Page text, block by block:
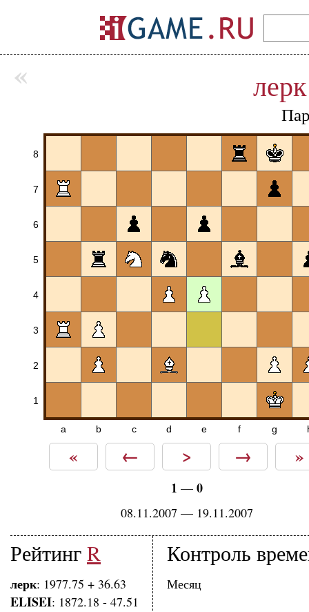
лерк
8
7
6
5
4
3
2
1
a b c d e f g
« ← > → »
1 — 0
08.11.2007 — 19.11.2007
Рейтинг R
лерк: 1977.75 + 36.63
ELISEI: 1872.18 - 47.51
Контроль
Месяц
«